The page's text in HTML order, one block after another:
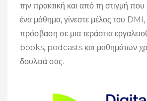
την πρακτική και από τη στιγμή που
ένα μάθημα, γίνεστε μέλος του
πρόσβαση σε μια τεράστια
books, podcasts και μαθημάτων
δουλειά σας.